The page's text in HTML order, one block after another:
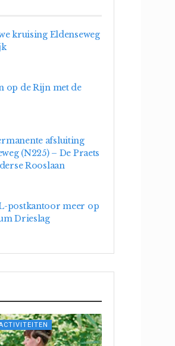
kruising Eldenseweg
op de Rijn met de
afsluiting
(N225) – De Praets
Rooslaan
postkantoor meer op
Drieslag